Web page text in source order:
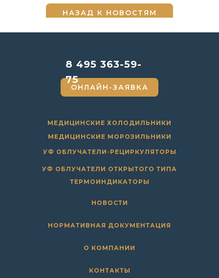
НАЗАД К НОВОСТЯМ
ОНЛАЙН-ЗАЯВКА
8 495 363-59-
75
НОРМАТИВНАЯ ДОКУМЕНТАЦИЯ
КОНТАКТЫ
О КОМПАНИИ
МЕДИЦИНСКИЕ ХОЛОДИЛЬНИКИ
УФ ОБЛУЧАТЕЛИ-РЕЦИРКУЛЯТОРЫ
ТЕРМОИНДИКАТОРЫ
НОВОСТИ
УФ ОБЛУЧАТЕЛИ ОТКРЫТОГО ТИПА
МЕДИЦИНСКИЕ МОРОЗИЛЬНИКИ